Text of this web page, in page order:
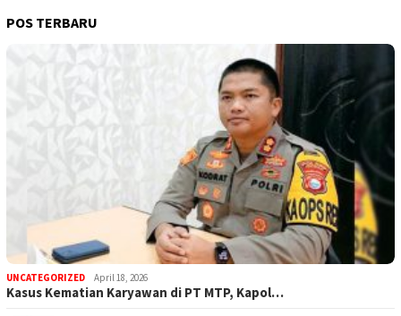
POS TERBARU
UNCATEGORIZED April 18, 2026
Kasus Kematian Karyawan di PT MTP, Kapol…